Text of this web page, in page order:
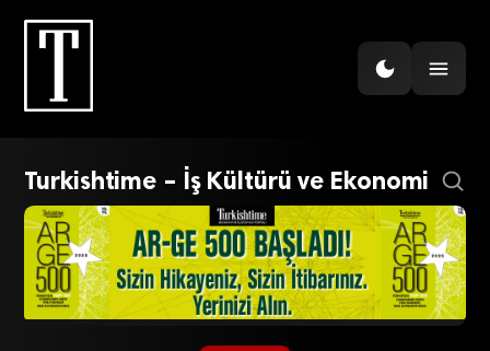
Turkishtime – İş Kültürü ve Ekonomi